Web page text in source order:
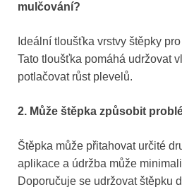
mulčování?
Ideální tloušťka vrstvy štěpky
Tato tloušťka pomáhá udržovat
potlačovat růst plevelů.
2. Může štěpka způsobit
Štěpka může přitahovat určité
aplikace a údržba může
Doporučuje se udržovat štěpku